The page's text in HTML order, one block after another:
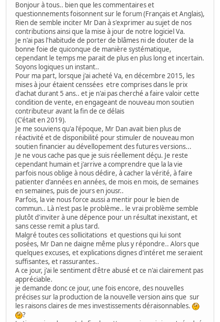
Bonjour à tous.. bien que les commentaires et
questionnements foisonnent sur le forum (Français et Anglais),
Rien de semble inciter Mr Dan à s'exprimer au sujet de nos
contributions ainsi que la mise à jour de notre logiciel Va.
Je n'ai pas l'habitude de porter de blâmes ni de douter de la
bonne foie de quiconque de manière systématique,
cependant le temps me parait de plus en plus long et incertain.
Soyons logiques un instant..
Pour ma part, lorsque j'ai acheté Va, en décembre 2015, les
mises à jour étaient censsées etre comprises dans le prix
d'achat durant 5 ans.. et je n'ai pas cherché a faire valoir cette
condition de vente, en engageant de nouveau mon soutien
contributeur avant la fin de ce délais
(C'était en 2019).
Je me souviens qu'a l'époque, Mr Dan avait bien plus de
réactivité et de disponibilité pour stimuler de nouveau mon
soutien financier au dévellopement des futures versions...
Je ne vous cache pas que je suis réellement déçu. Je reste
cependant humain et j'arrive a comprendre que la la vie
parfois nous oblige à nous dédire, à cacher la vérité, à faire
patienter d'années en années, de mois en mois, de semaines
en semaines, puis de jours en jousr..
Parfois, la vie nous force aussi a mentir pour le bien de
commun.. Là n'est pas le problème.. le vrai problème semble
plutôt d'inviter à une dépence pour un résultat inexistant, et
sans cesse remit a plus tard.
Malgré toutes ces sollicitations et questions qui lui sont
posées, Mr Dan ne daigne même plus y répondre.. Alors que
quelques excuses, et explications dignes d'intéret me seraient
suffisantes, et rassurantes..
A ce jour, j'ai le sentiment d'être abusé et ce n'ai clairement pas
appréciable.
je demande donc ce jour, une fois encore, des nouvelles
précises sur la production de la nouvelle version ains que sur
les raisons claires de mes investissements déraisonnables.
?